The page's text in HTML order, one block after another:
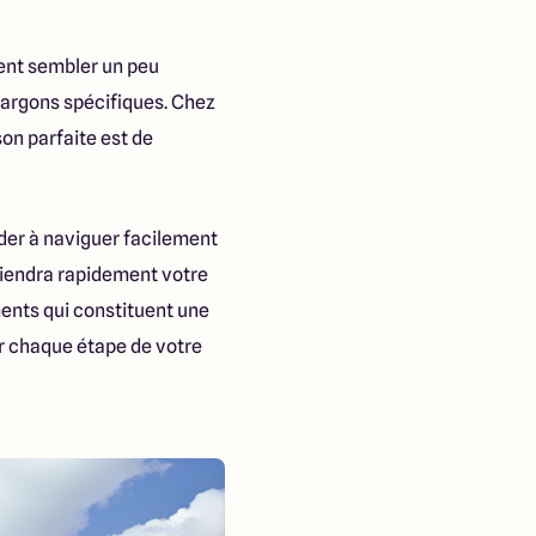
sembler un peu
spécifiques. Chez
parfaite est de
à naviguer facilement
rapidement votre
qui constituent une
chaque étape de votre